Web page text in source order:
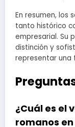
En resumen, los
tanto histórico
empresarial. Su
distinción y
representar una
¿Cuál es el
romanos